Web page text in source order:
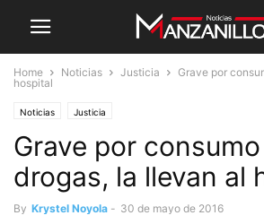
Home Noticias Justicia
Grave por
hospital
Noticias Justicia
Grave por
drogas, la llevan al
By Krystel Noyola - 30 de mayo de 2016